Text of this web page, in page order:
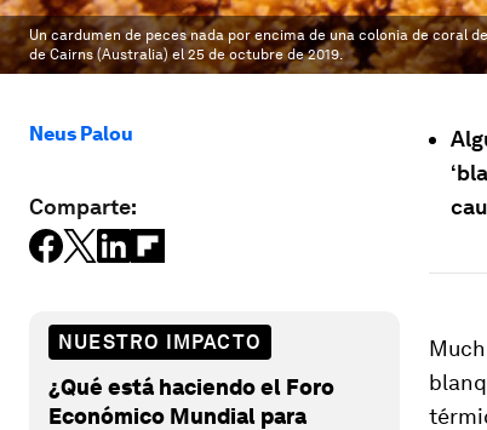
Un cardumen de peces nada por encima de una colonia de coral
de Cairns (Australia) el 25 de octubre de 2019.
Neus Palou
Comparte:
NUESTRO IMPACTO
¿Qué está haciendo el Foro
Económico Mundial para